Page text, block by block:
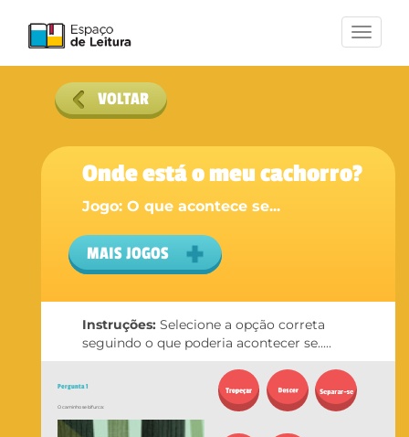
Toggle
navigation
VOLTAR
Onde está o meu cachorro?
Jogo: O que acontece se...
MAIS JOGOS
Instruções: Selecione a opção correta
seguindo o que poderia acontecer se.....
Pergunta 1
O caminho se bifurca: